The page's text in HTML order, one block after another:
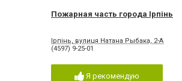
Пожарная часть города Ірпінь
Ірпінь, вулиця Натана Рыбака, 2-А
(4597) 9-25-01
Я рекомендую